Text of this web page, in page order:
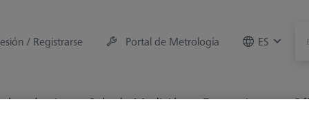
/ Registrarse Portal de Metrología ES
la máquina Sala de Medición Formaciones